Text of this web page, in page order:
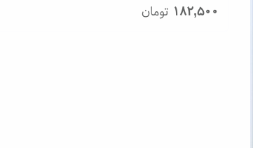
۱۸۲,۵۰۰ تومان